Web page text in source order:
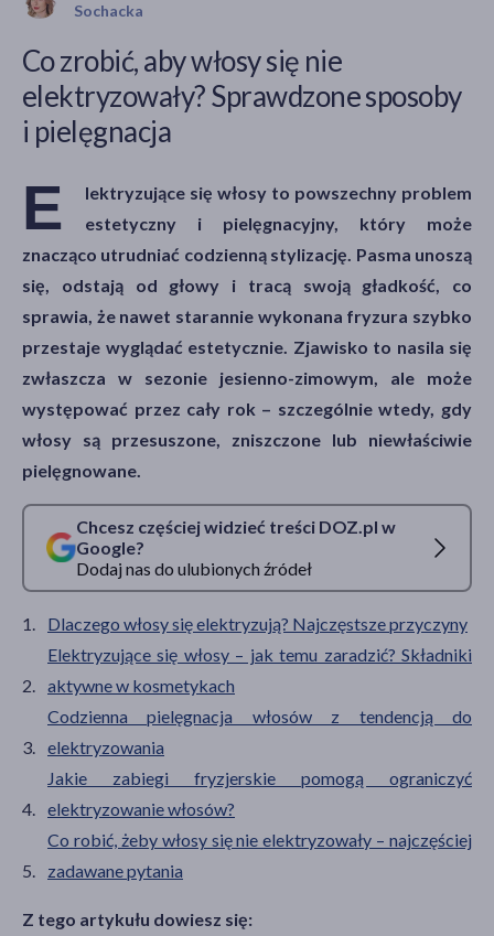
Hit
Sochacka
Co zrobić, aby włosy się nie
elektryzowały? Sprawdzone sposoby
i pielęgnacja
E
lektryzujące się włosy to powszechny problem
estetyczny i pielęgnacyjny, który może
znacząco utrudniać codzienną stylizację. Pasma unoszą
się, odstają od głowy i tracą swoją gładkość, co
sprawia, że nawet starannie wykonana fryzura szybko
przestaje wyglądać estetycznie. Zjawisko to nasila się
zwłaszcza w sezonie jesienno-zimowym, ale może
występować przez cały rok – szczególnie wtedy, gdy
włosy są przesuszone, zniszczone lub niewłaściwie
pielęgnowane.
Chcesz częściej widzieć treści DOZ.pl w
Google?
Dodaj nas do ulubionych źródeł
Dlaczego włosy się elektryzują? Najczęstsze przyczyny
Elektryzujące się włosy – jak temu zaradzić? Składniki
aktywne w kosmetykach
Codzienna pielęgnacja włosów z tendencją do
elektryzowania
Jakie zabiegi fryzjerskie pomogą ograniczyć
elektryzowanie włosów?
Co robić, żeby włosy się nie elektryzowały – najczęściej
zadawane pytania
Z tego artykułu dowiesz się: